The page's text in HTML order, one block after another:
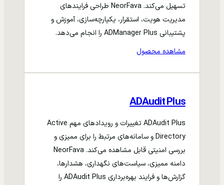
تسهیل می‌کند. NeorFava طراحی فرایندهای
مدیریت هویت، استقرار، یکپارچه‌سازی، آموزش و
پشتیبانی ADManager Plus را انجام می‌دهد.
مشاهده محصول
ADAudit Plus
ADAudit Plus تغییرات و رویدادهای مهم Active
Directory و سامانه‌های مرتبط را برای ممیزی و
بررسی امنیتی قابل مشاهده می‌کند. NeorFava
دامنه ممیزی، سیاست‌های نگهداری، هشدارها،
گزارش‌ها و فرایند بهره‌برداری ADAudit Plus را